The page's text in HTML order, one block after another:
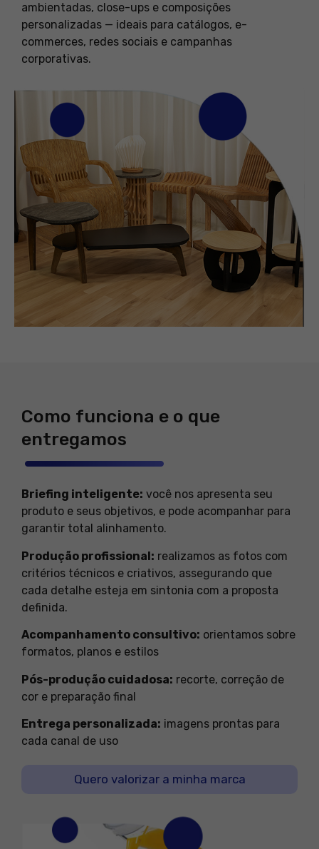
ambientadas, close-ups e composições
personalizadas — ideais para catálogos, e-
commerces, redes sociais e campanhas
corporativas.
Como funciona e o que
entregamos
Briefing inteligente: você nos apresenta seu
produto e seus objetivos, e pode acompanhar para
garantir total alinhamento.
Produção profissional: realizamos as fotos com
critérios técnicos e criativos, assegurando que
cada detalhe esteja em sintonia com a proposta
definida.
Acompanhamento consultivo: orientamos sobre
formatos, planos e estilos
Pós-produção cuidadosa: recorte, correção de
cor e preparação final
Entrega personalizada: imagens prontas para
cada canal de uso
Quero valorizar a minha marca